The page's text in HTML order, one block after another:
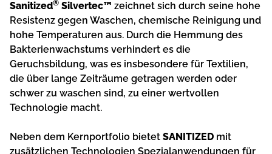
Sanitized® Silvertec™ zeichnet sich durch seine hohe
Resistenz gegen Waschen, chemische Reinigung und
hohe Temperaturen aus. Durch die Hemmung des
Bakterienwachstums verhindert es die
Geruchsbildung, was es insbesondere für Textilien,
die über lange Zeiträume getragen werden oder
schwer zu waschen sind, zu einer wertvollen
Technologie macht.
Neben dem Kernportfolio bietet SANITIZED mit
zusätzlichen Technologien Spezialanwendungen für